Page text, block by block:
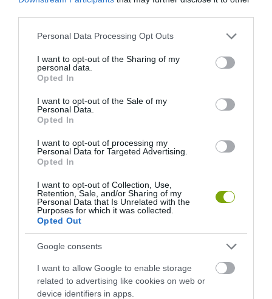
Please note that this website/app uses one or more Google
not limited to your visit or usage behaviour. You may click to
grant or deny consent to Google and its third-party tags to
use your data for below specified purposes in below Google
consent section.
Personal Data Processing Opt Outs
I want to opt-out of the Sharing of my
personal data.
Opted In
I want to opt-out of the Sale of my
Personal Data.
Opted In
I want to opt-out of processing my
Personal Data for Targeted Advertising.
Opted In
I want to opt-out of Collection, Use,
Retention, Sale, and/or Sharing of my
Personal Data that Is Unrelated with the
Purposes for which it was collected.
Opted Out
Google consents
I want to allow Google to enable storage
related to advertising like cookies on web or
device identifiers in apps.